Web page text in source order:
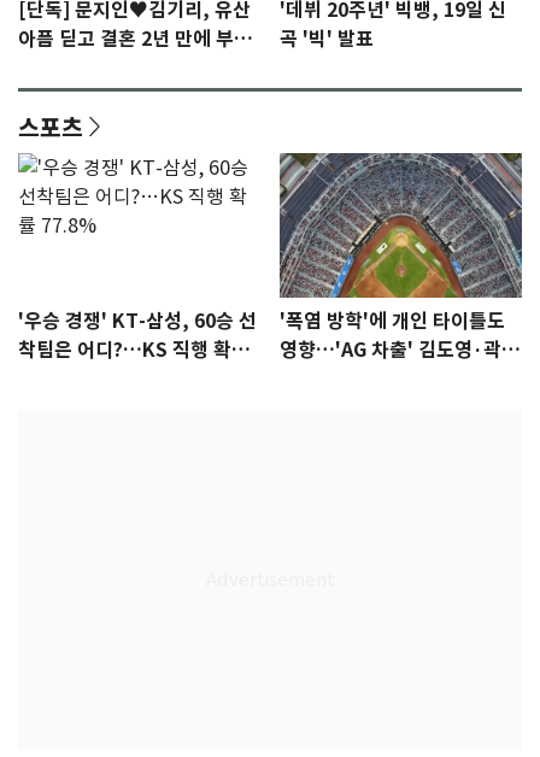
[단독] 문지인♥김기리, 유산
아픔 딛고 결혼 2년 만에 부모
'데뷔 20주년' 빅뱅, 19일 신
곡 '빅' 발표
스포츠
'우승 경쟁' KT-삼성, 60승 선
착팀은 어디?…KS 직행 확률
'폭염 방학'에 개인 타이틀도
영향…'AG 차출' 김도영·곽빈